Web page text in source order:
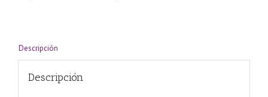
Descripción
Descripción